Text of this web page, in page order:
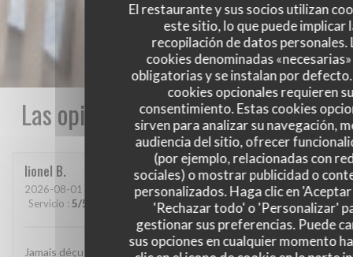
El restaurante y sus socios utilizan
este sitio, lo que puede implicar
recopilación de datos personales.
cookies denominadas
obligatorias y se instalan por
cookies opcionales requieren
consentimiento. Estas cookies
sirven para analizar su navegación,
audiencia del sitio, ofrecer
(por ejemplo, relacionadas con
sociales) o mostrar publicidad o
personalizados. Haga clic en
'Rechazar todo' o 'Personalizar'
gestionar sus preferencias. Puede
sus opciones en cualquier momento
Las opiniones de nuestros clientes
lionel B
2026-08-01
- 20:15 - Invitados 2
Servicio : 5/5 Ambiente /5 Menú:5/5 Calidad / Precio: 5/5
Jamais déçu chez cabane.. jf Bury et ses lutins sont au top..